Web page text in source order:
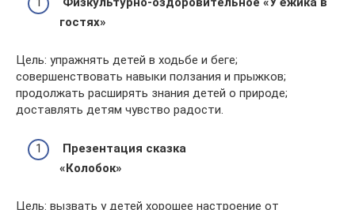
гостях»
Цель: упражнять детей в ходьбе и беге;
совершенствовать навыки ползания и прыжков;
продолжать расширять знания детей о природе;
доставлять детям чувство радости.
Презентация сказка
«Колобок»
Цель: вызвать у детей хорошее настроение от